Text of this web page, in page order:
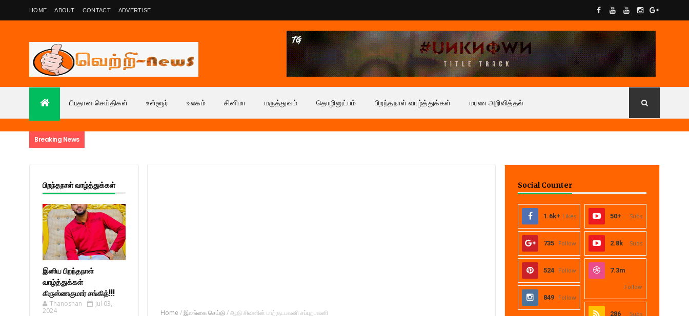
HOME ABOUT CONTACT ADVERTISE
பிரதான செய்திகள் உள்ளூர் உலகம் சினிமா மருத்துவம் தொழினுட்பம் பிறந்தநாள் வாழ்த்துக்கள் மரண அறிவித்தல்
Breaking News
பிறந்தநாள் வாழ்த்துக்கள்
இனிய பிறந்தநாள்
வாழ்த்துக்கள்
கிருஸ்ணகுமார் சங்கித்!!!
Thanoshan
Jul 03,
2024
Home /இலங்கை செய்தி /ஆதி சிவனின் பாற்குடபவனி சப்புறபவனி
Social Counter
1.6k+ Likes 50+ Subs
735 Follow 2.8k Subs
524 Follow 7.3m
Follow
849 Follow
286 Subs